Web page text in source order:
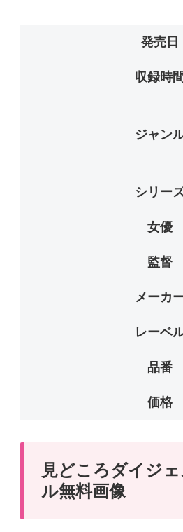
発売日
収録時間
ジャン
シリー
女優
監督
メーカ
レーベ
品番
価格
見どころダイジ
ル無料画像